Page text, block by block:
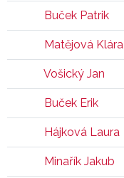
Buček Patrik
Matějová Klára
Vošický Jan
Buček Erik
Hájková Laura
Minařík Jakub